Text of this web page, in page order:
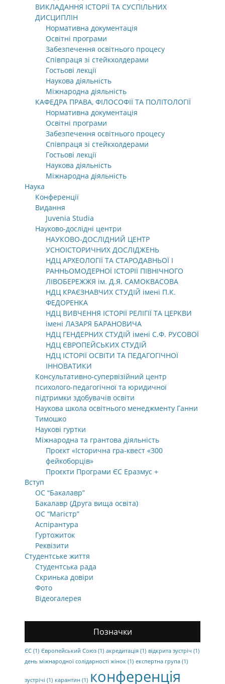
ВИКЛАДАННЯ ІСТОРІЇ ТА СУСПІЛЬНИХ
ДИСЦИПЛІН
Нормативна документація
Освітні програми
Забезпечення освітнього процесу
Співпраця зі стейкхолдерами
Гостьові лекції
Наукова діяльність
Міжнародна діяльність
КАФЕДРА ПРАВА, ФІЛОСОФІЇ ТА ПОЛІТОЛОГІЇ
Нормативна документація
Освітні програми
Забезпечення освітнього процесу
Співпраця зі стейкхолдерами
Гостьові лекції
Наукова діяльність
Міжнародна діяльність
Наука
Конференції
Видання
Juvenia Studia
Науково-дослідні центри
НАУКОВО-ДОСЛІДНИЙ ЦЕНТР
УСНОІСТОРИЧНИХ ДОСЛІДЖЕНЬ
НДЦ АРХЕОЛОГІЇ ТА СТАРОДАВНЬОЇ І
РАННЬОМОДЕРНОЇ ІСТОРІЇ ПІВНІЧНОГО
ЛІВОБЕРЕЖЖЯ ім. Д.Я. САМОКВАСОВА
НДЦ КРАЄЗНАВЧИХ СТУДІЙ імені П.К.
ФЕДОРЕНКА
НДЦ ВИВЧЕННЯ ІСТОРІЇ РЕЛІГІЇ ТА ЦЕРКВИ
імені ЛАЗАРЯ БАРАНОВИЧА
НДЦ ГЕНДЕРНИХ СТУДІЙ імені С.Ф. РУСОВОЇ
НДЦ ЄВРОПЕЙСЬКИХ СТУДІЙ
НДЦ ІСТОРІЇ ОСВІТИ ТА ПЕДАГОГІЧНОЇ
ІННОВАТИКИ
Консультативно-супервізійний центр
психолого-педагогічної та юридичної
підтримки здобувачів освіти
Наукова школа освітнього менеджменту Ганни
Тимошко
Наукові гуртки
Міжнародна та грантова діяльність
Проєкт «Історична гра-квест «300
фейкоборців»
Проєкти Програми ЄС Еразмус +
Вступ
ОС “Бакалавр”
Бакалавр (Друга вища освіта)
ОС “Магістр”
Аспірантура
Гуртожиток
Реквізити
Студентське життя
Студентська рада
Скринька довіри
Фото
Відеогалерея
Позначки
ЄС (1) Європейський Союз (1) акредитація (1) відкрита зустріч (1)
день міжнародної солідарності жінок (1) експертна група (1)
зустрічі (1) карантин (1) конференція